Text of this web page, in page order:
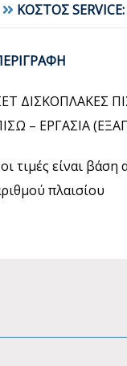
ΚΟΣΤΟΣ
ΔΙΣΚΟΠΛΑΚΕΣ
– ΕΡΓΑΣΙΑ
τιμές είναι
πλαισίου